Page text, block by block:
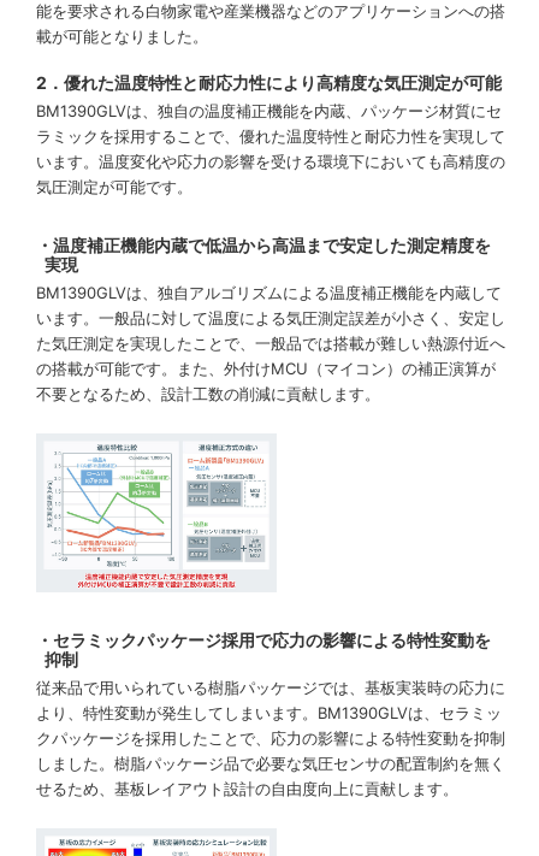
能を要求される白物家電や産業機器などのアプリケーションへの搭
載が可能となりました。
2．優れた温度特性と耐応力性により高精度な気圧測定が可能
BM1390GLVは、独自の温度補正機能を内蔵、パッケージ材質にセ
ラミックを採用することで、優れた温度特性と耐応力性を実現して
います。温度変化や応力の影響を受ける環境下においても高精度の
気圧測定が可能です。
・温度補正機能内蔵で低温から高温まで安定した測定精度を
実現
BM1390GLVは、独自アルゴリズムによる温度補正機能を内蔵して
います。一般品に対して温度による気圧測定誤差が小さく、安定し
た気圧測定を実現したことで、一般品では搭載が難しい熱源付近へ
の搭載が可能です。また、外付けMCU（マイコン）の補正演算が
不要となるため、設計工数の削減に貢献します。
・セラミックパッケージ採用で応力の影響による特性変動を
抑制
従来品で用いられている樹脂パッケージでは、基板実装時の応力に
より、特性変動が発生してしまいます。BM1390GLVは、セラミッ
クパッケージを採用したことで、応力の影響による特性変動を抑制
しました。樹脂パッケージ品で必要な気圧センサの配置制約を無く
せるため、基板レイアウト設計の自由度向上に貢献します。